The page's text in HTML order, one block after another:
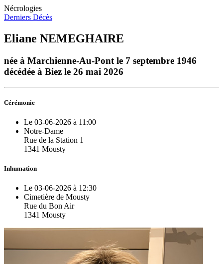
Nécrologies
Derniers Décès
Eliane NEMEGHAIRE
née à Marchienne-Au-Pont le 7 septembre 1946
décédée à Biez le 26 mai 2026
Cérémonie
Le 03-06-2026 à 11:00
Notre-Dame
Rue de la Station 1
1341 Mousty
Inhumation
Le 03-06-2026 à 12:30
Cimetière de Mousty
Rue du Bon Air
1341 Mousty